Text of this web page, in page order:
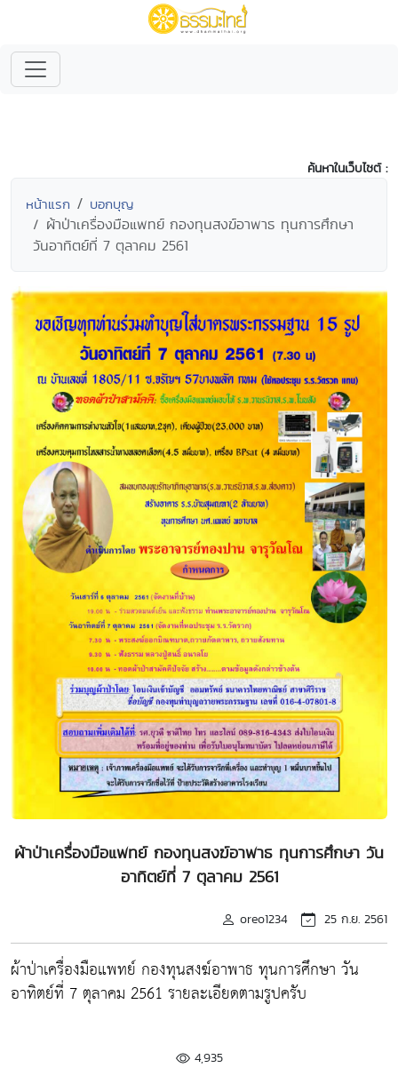
ค้นหาในเว็บไซต์ :
หน้าแรก บอกบุญ
ผ้าป่าเครื่องมือแพทย์ กองทุนสงฆ์อาพาธ ทุนการศึกษา
วันอาทิตย์ที่ 7 ตุลาคม 2561
ผ้าป่าเครื่องมือแพทย์ กองทุนสงฆ์อาพาธ ทุนการศึกษา วัน
อาทิตย์ที่ 7 ตุลาคม 2561
oreo1234 25 ก.ย. 2561
ผ้าป่าเครื่องมือแพทย์ กองทุนสงฆ์อาพาธ ทุนการศึกษา วัน
อาทิตย์ที่ 7 ตุลาคม 2561 รายละเอียดตามรูปครับ
4,935